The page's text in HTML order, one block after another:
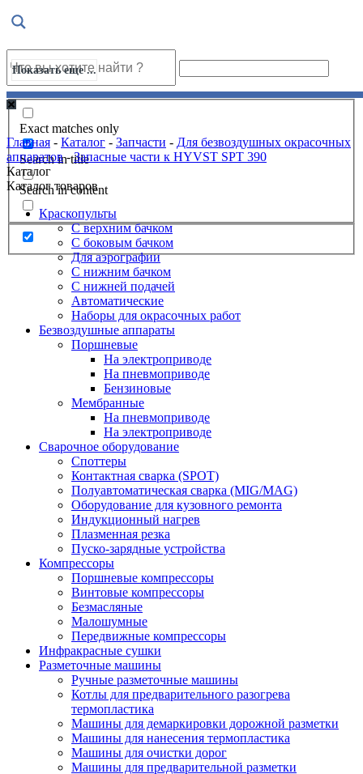
Показать еще ...
Exact matches only
Search in title
Search in content
Главная - Каталог - Запчасти - Для безвоздушных окрасочных
аппаратов-Запасные части к HYVST SPT 390
Каталог
Каталог товаров
Краскопульты
С верхним бачком
С боковым бачком
Для аэрографии
С нижним бачком
С нижней подачей
Автоматические
Наборы для окрасочных работ
Безвоздушные аппараты
Поршневые
На электроприводе
На пневмоприводе
Бензиновые
Мембранные
На пневмоприводе
На электроприводе
Сварочное оборудование
Споттеры
Контактная сварка (SPOT)
Полуавтоматическая сварка (MIG/MAG)
Оборудование для кузовного ремонта
Индукционный нагрев
Плазменная резка
Пуско-зарядные устройства
Компрессоры
Поршневые компрессоры
Винтовые компрессоры
Безмасляные
Малошумные
Передвижные компрессоры
Инфракрасные сушки
Разметочные машины
Ручные разметочные машины
Котлы для предварительного разогрева
термопластика
Машины для демаркировки дорожной разметки
Машины для нанесения термопластика
Машины для очистки дорог
Машины для предварительной разметки